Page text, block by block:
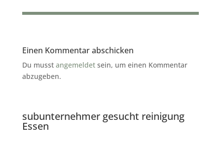
Einen Kommentar abschicken
Du musst angemeldetsein, um einen Kommentar
abzugeben.
subunternehmer gesucht reinigung
Essen